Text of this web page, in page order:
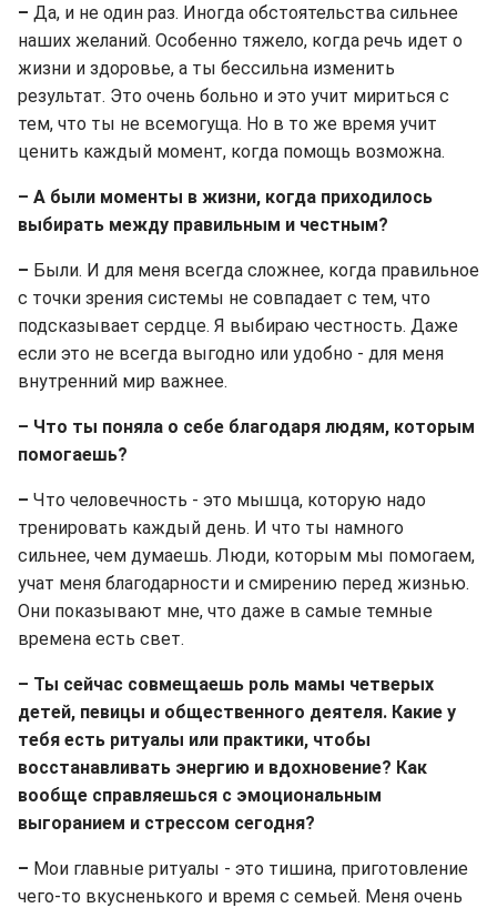
– Да, и не один раз. Иногда обстоятельства сильнее
наших желаний. Особенно тяжело, когда речь идет о
жизни и здоровье, а ты бессильна изменить
результат. Это очень больно и это учит мириться с
тем, что ты не всемогуща. Но в то же время учит
ценить каждый момент, когда помощь возможна.
– А были моменты в жизни, когда приходилось
выбирать между правильным и честным?
– Были. И для меня всегда сложнее, когда правильное
с точки зрения системы не совпадает с тем, что
подсказывает сердце. Я выбираю честность. Даже
если это не всегда выгодно или удобно - для меня
внутренний мир важнее.
– Что ты поняла о себе благодаря людям, которым
помогаешь?
– Что человечность - это мышца, которую надо
тренировать каждый день. И что ты намного
сильнее, чем думаешь. Люди, которым мы помогаем,
учат меня благодарности и смирению перед жизнью.
Они показывают мне, что даже в самые темные
времена есть свет.
– Ты сейчас совмещаешь роль мамы четверых
детей, певицы и общественного деятеля. Какие у
тебя есть ритуалы или практики, чтобы
восстанавливать энергию и вдохновение? Как
вообще справляешься с эмоциональным
выгоранием и стрессом сегодня?
– Мои главные ритуалы - это тишина, приготовление
чего-то вкусненького и время с семьей. Меня очень